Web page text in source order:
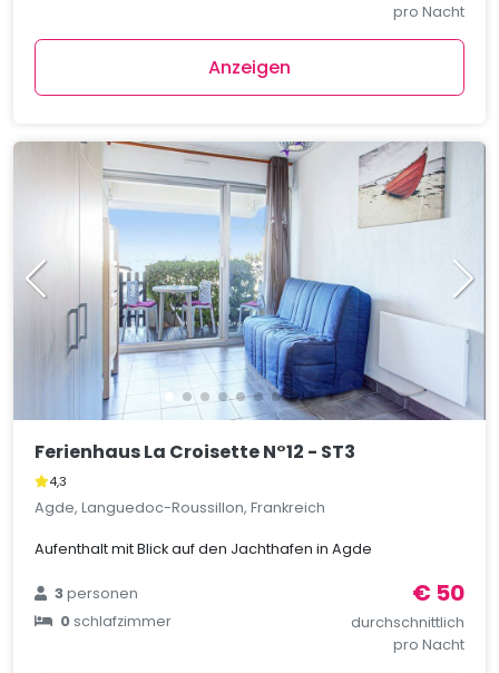
pro Nacht
Anzeigen
Ferienhaus La Croisette N°12 - ST3
4,3
Agde, Languedoc-Roussillon, Frankreich
Aufenthalt mit Blick auf den Jachthafen in Agde
3personen
0schlafzimmer
€ 50
durchschnittlich
pro Nacht